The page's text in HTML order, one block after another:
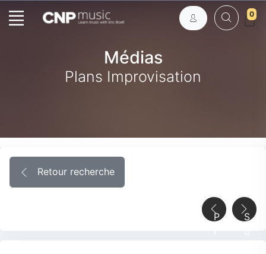
0
Médias
Plans Improvisation
Retour recherche
S
P